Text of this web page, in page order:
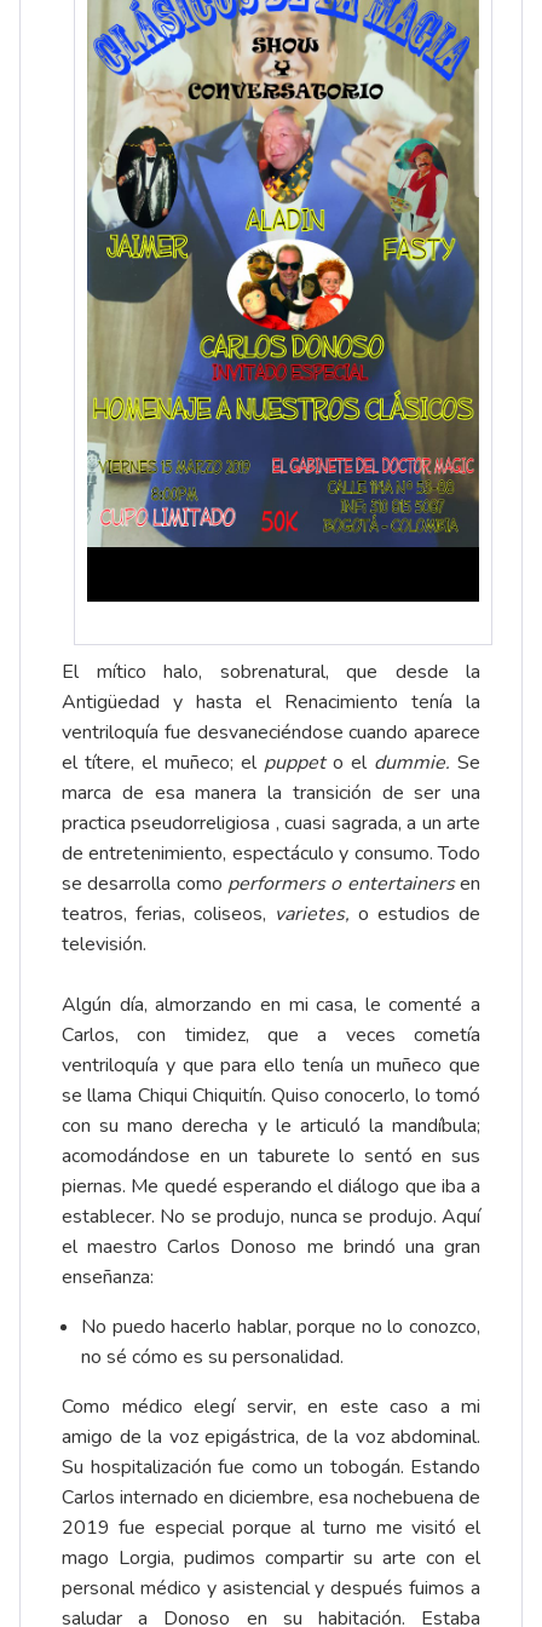
El mítico halo, sobrenatural, que desde la
Antigüedad y hasta el Renacimiento tenía la
ventriloquía fue desvaneciéndose cuando aparece
el títere, el muñeco; el puppeto el dummie. Se
marca de esa manera la transición de ser una
practica pseudorreligiosa , cuasi sagrada, a un arte
de entretenimiento, espectáculo y consumo. Todo
se desarrolla como performers o entertainersen
teatros, ferias, coliseos, varietes, o estudios de
televisión.
Algún día, almorzando en mi casa, le comenté a
Carlos, con timidez, que a veces cometía
ventriloquía y que para ello tenía un muñeco que
se llama Chiqui Chiquitín. Quiso conocerlo, lo tomó
con su mano derecha y le articuló la mandíbula;
acomodándose en un taburete lo sentó en sus
piernas. Me quedé esperando el diálogo que iba a
establecer. No se produjo, nunca se produjo. Aquí
el maestro Carlos Donoso me brindó una gran
enseñanza:
No puedo hacerlo hablar, porque no lo conozco,
no sé cómo es su personalidad.
Como médico elegí servir, en este caso a mi
amigo de la voz epigástrica, de la voz abdominal.
Su hospitalización fue como un tobogán. Estando
Carlos internado en diciembre, esa nochebuena de
2019 fue especial porque al turno me visitó el
mago Lorgia, pudimos compartir su arte con el
personal médico y asistencial y después fuimos a
saludar a Donoso en su habitación. Estaba